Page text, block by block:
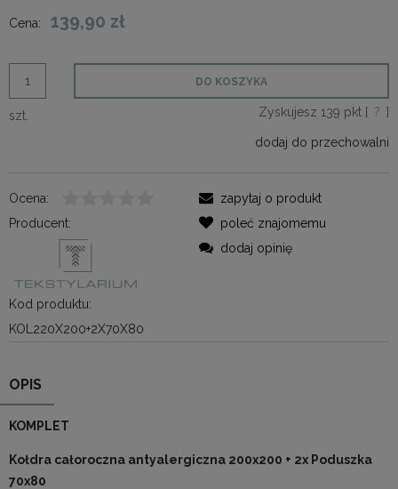
Cena: 139,90 zł
szt.
DO KOSZYKA
Zyskujesz 139 pkt [ ? ]
dodaj do przechowalni
Ocena:
Producent:
Kod produktu:
KOL220X200+2X70X80
zapytaj o produkt
poleć znajomemu
dodaj opinię
OPIS
KOMPLET
Kołdra całoroczna antyalergiczna 200x200 + 2x Poduszka
70x80